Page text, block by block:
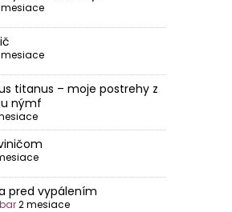
mesiace
mesiace
titanus – moje postrehy z
nýmf
pred vypálením
2 mesiace